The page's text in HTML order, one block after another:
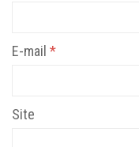
E-mail *
Site